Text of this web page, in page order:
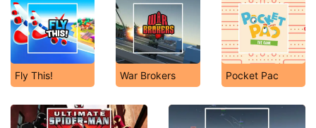
Fly This! War Brokers Pocket Pac